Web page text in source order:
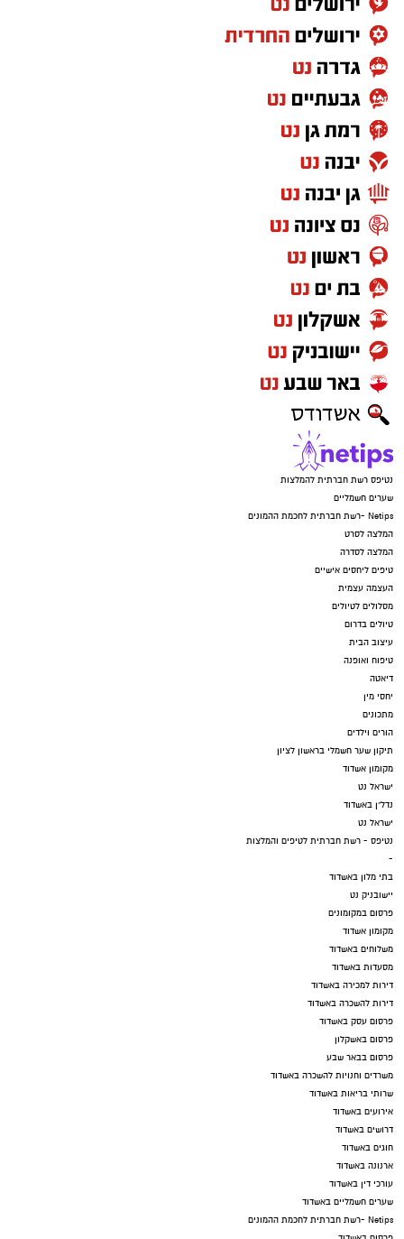
נטיפס רשת חברתית להמלצות
שערים חשמליים
Netips -רשת חברתית לחכמת ההמונים
המלצה לסרט
המלצה לסדרה
טיפים ליחסים אישיים
העצמה עצמית
מסלולים לטיולים
טיולים בדרום
עיצוב הבית
טיפוח ואופנה
דיאטה
יחסי מין
מתכונים
הורים וילדים
תיקון שער חשמלי בראשון לציון
מקומון אשדוד
ישראל נט
נדל"ן באשדוד
ישראל נט
נטיפס - רשת חברתית לטיפים והמלצות
-
בתי מלון באשדוד
יישובניק נט
פרסום במקומונים
מקומון אשדוד
משלוחים באשדוד
מסעדות באשדוד
דירות למכירה באשדוד
דירות להשכרה באשדוד
פרסום עסק באשדוד
פרסום באשקלון
פרסום בבאר שבע
משרדים וחנויות להשכרה באשדוד
שרותי בריאות באשדוד
אירועים באשדוד
דרושים באשדוד
חוגים באשדוד
ארנונה באשדוד
עורכי דין באשדוד
שערים חשמליים באשדוד
Netips -רשת חברתית לחכמת ההמונים